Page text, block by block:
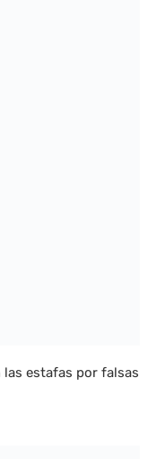
las estafas por falsas